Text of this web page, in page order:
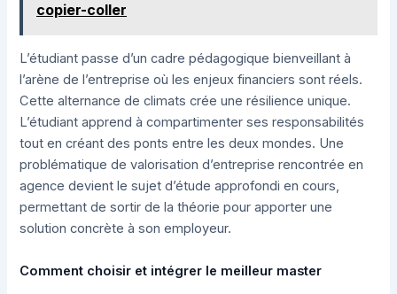
copier-coller
L’étudiant passe d’un cadre pédagogique bienveillant à
l’arène de l’entreprise où les enjeux financiers sont réels.
Cette alternance de climats crée une résilience unique.
L’étudiant apprend à compartimenter ses responsabilités
tout en créant des ponts entre les deux mondes. Une
problématique de valorisation d’entreprise rencontrée en
agence devient le sujet d’étude approfondi en cours,
permettant de sortir de la théorie pour apporter une
solution concrète à son employeur.
Comment choisir et intégrer le meilleur master